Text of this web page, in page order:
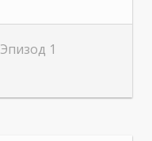
Эпизод 1